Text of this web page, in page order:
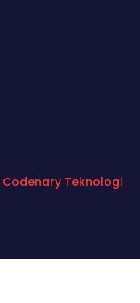
Codenary Teknologi